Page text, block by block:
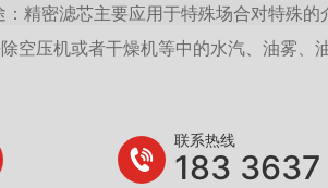
精密滤芯主要应用于特殊场合对特殊的
空压机或者干燥机等中的水汽、油雾、
联系热线
183 3637